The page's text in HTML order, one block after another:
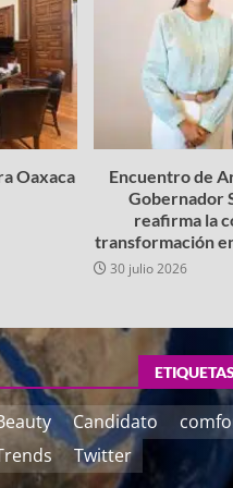
Oaxaca
Encuentro de
Gobernador
reafirma la
transformación
30 julio 2026
Candidato
Twitter